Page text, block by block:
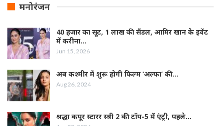
मनोरंजन
40 हजार का सूट, 1 लाख की सैंडल, आमिर खान के इवेंट
में करीना…
Jun 15, 2026
अब कश्मीर में शुरू होगी फिल्‍म ‘अल्फा’ की…
Aug 26, 2024
श्रद्धा कपूर स्‍टारर स्‍त्री 2 की टॉप-5 में एंट्री, पहले…